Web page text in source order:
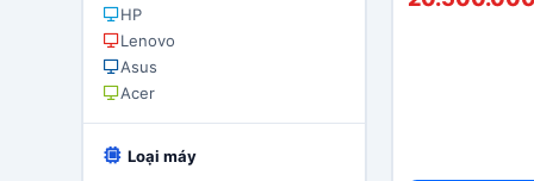
HP
Lenovo
Asus
Acer
Loại máy
3050Ti 4GB 16″